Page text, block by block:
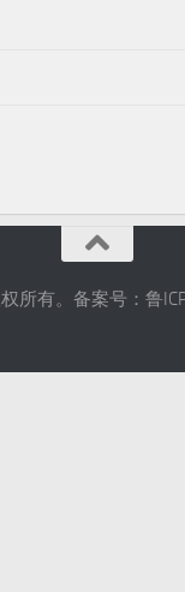
所有。备案号：鲁